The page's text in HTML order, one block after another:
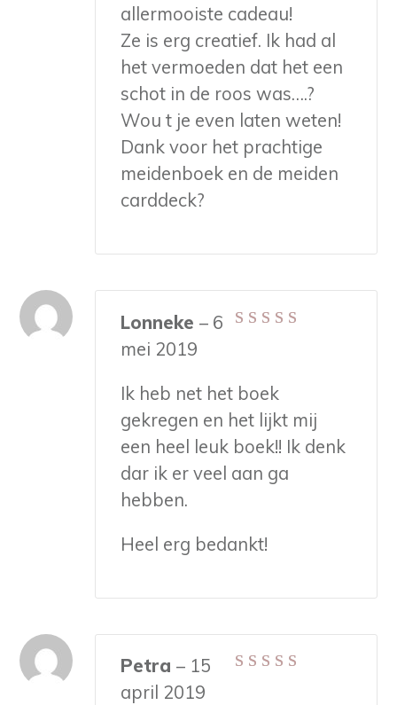
allermooiste cadeau!
Ze is erg creatief. Ik had al
het vermoeden dat het een
schot in de roos was….?
Wou t je even laten weten!
Dank voor het prachtige
meidenboek en de meiden
carddeck?
Lonneke– 6
mei 2019
Ik heb net het boek
gekregen en het lijkt mij
een heel leuk boek!! Ik denk
dar ik er veel aan ga
hebben.
Heel erg bedankt!
Petra– 15
april 2019